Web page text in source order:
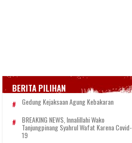
BERITA PILIHAN
Gedung Kejaksaan Agung Kebakaran
BREAKING NEWS, Innalillahi Wako
Tanjungpinang Syahrul Wafat Karena Covid-
19